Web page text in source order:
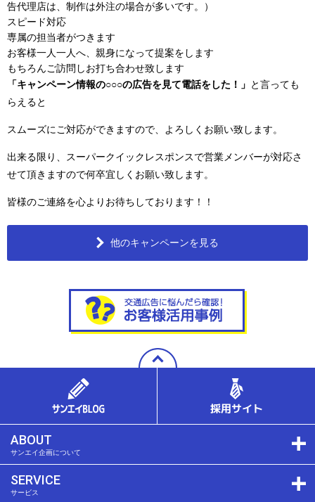
告代理店は、制作は外注の場合が多いです。）
スピード対応
専属の担当者がつきます
お客様一人一人へ、親身になって提案をします
もちろんご訪問しお打ち合わせ致します
「キャンペーン情報の○○○の広告を見て電話をした！」 と言っても
らえると
スムーズにご対応ができますので、よろしくお願い致します。
出来る限り、スーパークイックレスポンスで営業メンバーが対応さ
せて頂きますので何卒宜しくお願い致します。
皆様のご連絡を心よりお待ちしております！！
他のキャンペーンを見る
ABOUT
サンエイ企画について
SERVICE
サービス